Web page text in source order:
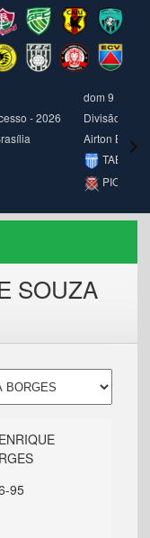
- 2026
dom 9
Divisão de
Airton Borges
TAB
PIO
SOUZA
95